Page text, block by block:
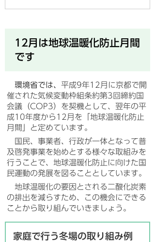
12月は地球温暖化防止月間
です
環境省では、 平成9年12月に京都で開
催された気候変動枠組条約第3回締約国
会議（COP3）を契機として、翌年の平
成10年度から12月を「地球温暖化防止
月間」と定めています。
国民、事業者、行政が一体となって普
及啓発事業を始めとする様々な取組みを
行うことで、地球温暖化防止に向けた国
民運動の発展を図ることとしています。
地球温暖化の要因とされる二酸化炭素
の排出を減らすため、この機会にできる
ことから取り組んでいきましょう。
家庭で行う冬場の取り組み例